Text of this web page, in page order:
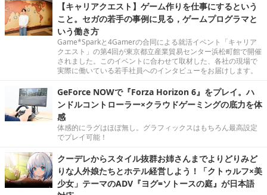
【キャリアクエスト】ゲーム作りを仕事にするという
こと。セガの若手の事例に見る，ゲームプログラマと
いう働き方
Game*Sparkと4Gamerの合同による就活イベント「キャリア
クエスト」の第4回が東京都立産業貿易センター浜松町館で開催
されました。このイベントに合わせて取材した、各社の現場で
実際に働いている若手社員へのインタビューをお届けします。
GeForce NOWで『Forza Horizon 6』をプレイ。ハ
ンドルコントローラー×クラウドゲーミングの底力を体
感
体感的にラグはほぼ無し。グラフィックスはもちろん最高設定
でプレイ可能！
クーデレからスタイル抜群お姉さんまでよりどりみど
りな人外娘たちとホテル経営しよう！「クトゥルフ×美
少女」テーマのADV『ヨグ=ソトースの庭』が日本語